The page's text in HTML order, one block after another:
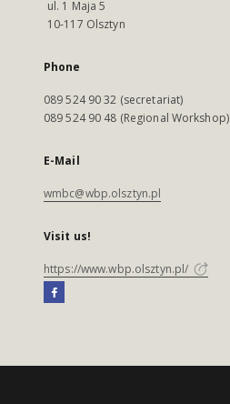
ul. 1 Maja 5
10-117 Olsztyn
Phone
089 524 90 32 (secretariat)
089 524 90 48 (Regional Workshop)
E-Mail
wmbc@wbp.olsztyn.pl
Visit us!
https://www.wbp.olsztyn.pl/